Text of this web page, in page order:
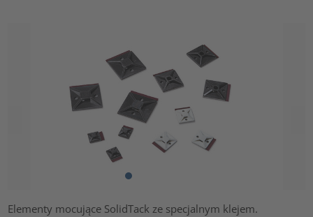
Elementy mocujące SolidTack ze specjalnym klejem.